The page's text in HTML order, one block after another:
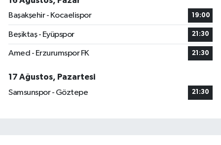
Başakşehir - Kocaelispor
19:00
Beşiktaş - Eyüpspor 21:30
Amed - Erzurumspor FK 21:30
17 Ağustos, Pazartesi
Samsunspor - Göztepe
21:30